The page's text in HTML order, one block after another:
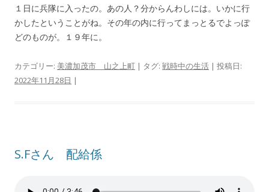
１日に兵隊に入ったの。あの人？分からんわしには。いかに行
かしたということがね。その年の内に行ってまっとるでよっぽ
どのものが。１９年に。
カテゴリー: 美濃加茂市 山之上町 | タグ: 戦時中の生活 | 投稿日:
2022年11月28日 |
S.Fさん 配給係